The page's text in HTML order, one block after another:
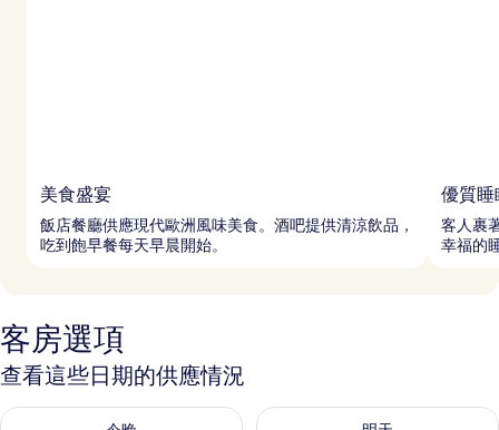
美食盛宴
飯店餐廳供應現代歐洲風味美食。酒吧提供清涼飲品，
吃到飽早餐每天早晨開始。
優質睡
客人裹
幸福的
客房選項
查看這些日期的供應情況
查看今晚 (8月 7 - 8月 8) 的供應情況查看明天 (8月 8 - 8月 9) 的供